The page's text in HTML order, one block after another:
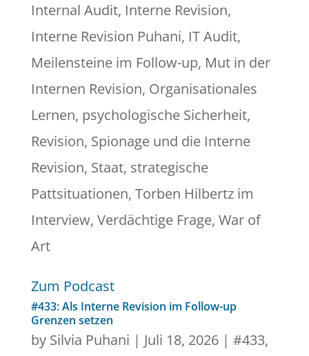
Internal Audit, Interne Revision,
Interne Revision Puhani, IT Audit,
Meilensteine im Follow-up, Mut in der
Internen Revision, Organisationales
Lernen, psychologische Sicherheit,
Revision, Spionage und die Interne
Revision, Staat, strategische
Pattsituationen, Torben Hilbertz im
Interview, Verdächtige Frage, War of
Art
Zum Podcast
#433: Als Interne Revision im Follow-up
Grenzen setzen
by Silvia Puhani | Juli 18, 2026| #433,